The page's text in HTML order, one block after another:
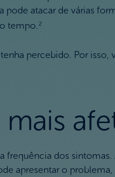
pode atacar de várias
tempo.
2
percebido. Por
frequência dos
apresentar o